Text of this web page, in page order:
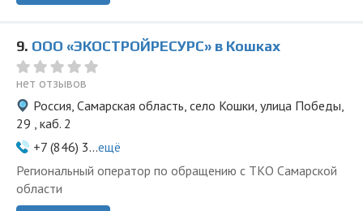
9. ООО «ЭКОСТРОЙРЕСУРС» в Кошках
нет отзывов
Россия, Самарская область, село Кошки, улица Победы,
29 , каб. 2
+7 (846) 3...ещё
Региональный оператор по обращению с ТКО Самарской
области